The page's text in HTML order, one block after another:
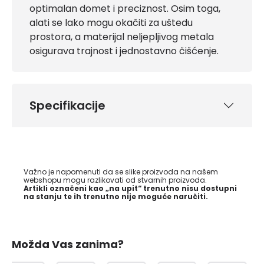
optimalan domet i preciznost. Osim toga,
alati se lako mogu okačiti za uštedu
prostora, a materijal neljepljivog metala
osigurava trajnost i jednostavno čišćenje.
Specifikacije
Važno je napomenuti da se slike proizvoda na našem
webshopu mogu razlikovati od stvarnih proizvoda.
Artikli označeni kao „na upit“ trenutno nisu dostupni
na stanju te ih trenutno nije moguće naručiti.
Možda Vas zanima?